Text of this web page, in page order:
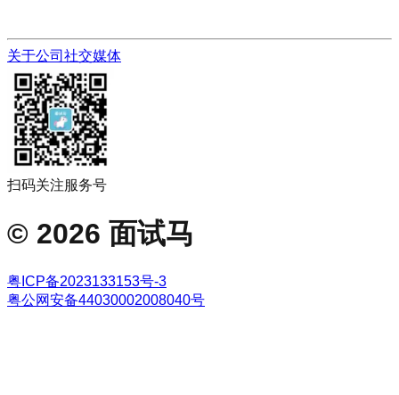
关于公司 社交媒体
扫码关注服务号
© 2026 面试马
粤ICP备2023133153号-3
粤公网安备44030002008040号